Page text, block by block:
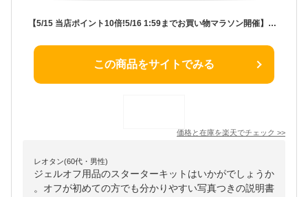
【5/15 当店ポイント10倍!5/16 1:59までお買い物マラソン開催】ジェルネイル ジェルオフ用品 ジェルオフセット スターターキット ジェルネイルリムーバーセット 検定用品 ネイリスト検定用品 ジェルネイル検定用品
この商品をサイトでみる
価格と在庫を楽天でチェック >>
レオタン(60代・男性)
ジェルオフ用品のスターターキットはいかがでしょうか
。オフが初めての方でも分かりやすい写真つきの説明書